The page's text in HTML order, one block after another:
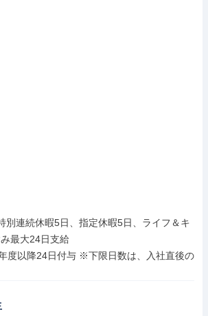
別連続休暇5日、指定休暇5日、ライフ＆キ
最大24日支給
度以降24日付与 ※下限日数は、入社直後の